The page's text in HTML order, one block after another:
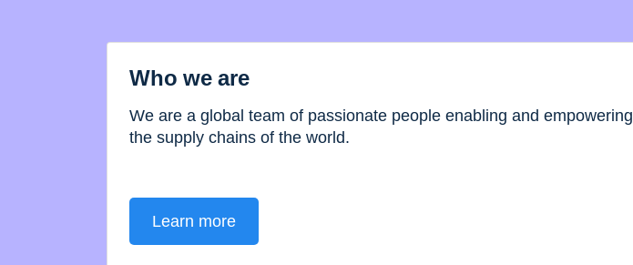
Who we are
We are a global team of passionate people enabling and empowering
the supply chains of the world.
Learn more